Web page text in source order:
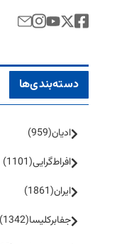
دسته‌بندی‌ها
ادیان(959)
افراط‌گرایی(1101)
ایران(1861)
جفا‌بر‌کلیسا(1342)